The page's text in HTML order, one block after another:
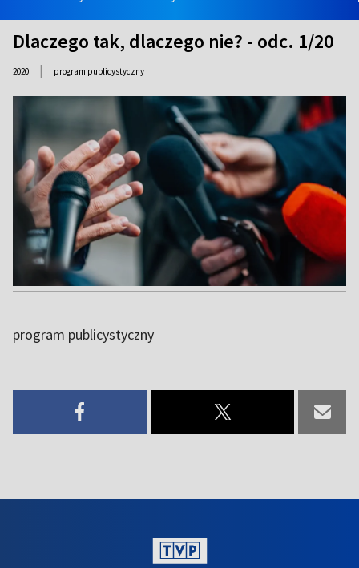
Dlaczego tak, dlaczego nie? - odc. 1/20
2020 | program publicystyczny
program publicystyczny